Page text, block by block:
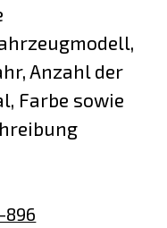
Anzahl der
Farbe sowie
896